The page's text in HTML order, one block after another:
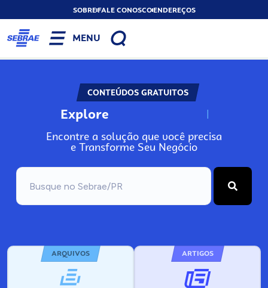
SOBREFALE CONOSCOENDEREÇOS
MENU
CONTEÚDOS GRATUITOS
Explore N
Encontre a solução que você precisa
e Transforme Seu Negócio
ARQUIVOS ARTIGOS